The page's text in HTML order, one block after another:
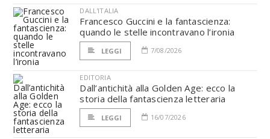
DALL'ITALIA
Francesco Guccini e la fantascienza:
quando le stelle incontravano l’ironia
LEGGI 7/08/2026
EDITORIA
Dall’antichità alla Golden Age: ecco la
storia della fantascienza letteraria
LEGGI 16/07/2026